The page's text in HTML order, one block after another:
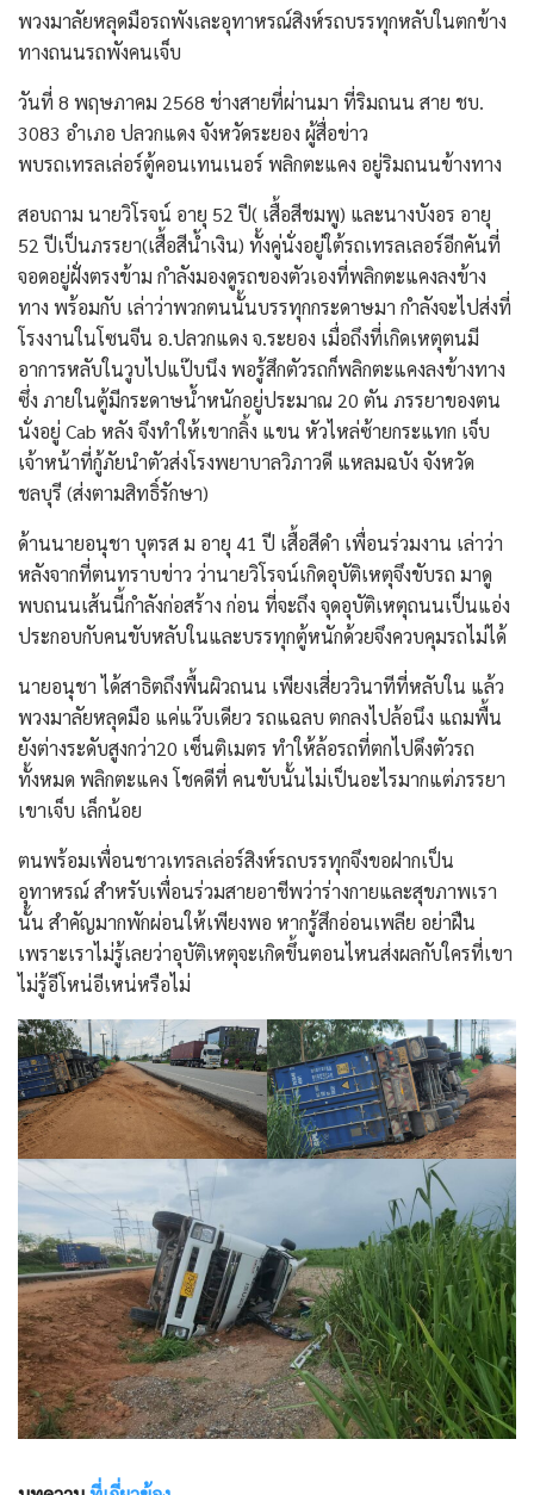
พวงมาลัยหลุดมือรถพังเละอุทาหรณ์สิงห์รถบรรทุกหลับในตกข้าง
ทางถนนรถพังคนเจ็บ
วันที่ 8 พฤษภาคม 2568 ช่างสายที่ผ่านมา ที่ริมถนน สาย ชบ.
3083 อำเภอ ปลวกแดง จังหวัดระยอง ผู้สื่อข่าว
พบรถเทรลเล่อร์ตู้คอนเทนเนอร์ พลิกตะแคง อยู่ริมถนนข้างทาง
สอบถาม นายวิโรจน์ อายุ 52 ปี( เสื้อสีชมพู) และนางบังอร อายุ
52 ปีเป็นภรรยา(เสื้อสีน้ำเงิน) ทั้งคู่นั่งอยู่ใต้รถเทรลเลอร์อีกคันที่
จอดอยู่ฝั่งตรงข้าม กำลังมองดูรถของตัวเองที่พลิกตะแคงลงข้าง
ทาง พร้อมกับ เล่าว่าพวกตนนั้นบรรทุกกระดาษมา กำลังจะไปส่งที่
โรงงานในโซนจีน อ.ปลวกแดง จ.ระยอง เมื่อถึงที่เกิดเหตุตนมี
อาการหลับในวูบไปแป๊บนึง พอรู้สึกตัวรถก็พลิกตะแคงลงข้างทาง
ซึ่ง ภายในตู้มีกระดาษน้ำหนักอยู่ประมาณ 20 ตัน ภรรยาของตน
นั่งอยู่ Cab หลัง จึงทำให้เขากลิ้ง แขน หัวไหล่ซ้ายกระแทก เจ็บ
เจ้าหน้าที่กู้ภัยนำตัวส่งโรงพยาบาลวิภาวดี แหลมฉบัง จังหวัด
ชลบุรี (ส่งตามสิทธิ์รักษา)
ด้านนายอนุชา บุตรส ม อายุ 41 ปี เสื้อสีดำ เพื่อนร่วมงาน เล่าว่า
หลังจากที่ตนทราบข่าว ว่านายวิโรจน์เกิดอุบัติเหตุจึงขับรถ มาดู
พบถนนเส้นนี้กำลังก่อสร้าง ก่อน ที่จะถึง จุดอุบัติเหตุถนนเป็นแอ่ง
ประกอบกับคนขับหลับในและบรรทุกตู้หนักด้วยจึงควบคุมรถไม่ได้
นายอนุชา ได้สาธิตถึงพื้นผิวถนน เพียงเสี่ยววินาทีที่หลับใน แล้ว
พวงมาลัยหลุดมือ แค่แว๊บเดียว รถแฉลบ ตกลงไปล้อนึง แถมพื้น
ยังต่างระดับสูงกว่า20 เซ็นติเมตร ทำให้ล้อรถที่ตกไปดึงตัวรถ
ทั้งหมด พลิกตะแคง โชคดีที่ คนขับนั้นไม่เป็นอะไรมากแต่ภรรยา
เขาเจ็บ เล็กน้อย
ตนพร้อมเพื่อนชาวเทรลเล่อร์สิงห์รถบรรทุกจึงขอฝากเป็น
อุทาหรณ์ สำหรับเพื่อนร่วมสายอาชีพว่าร่างกายและสุขภาพเรา
นั้น สำคัญมากพักผ่อนให้เพียงพอ หากรู้สึกอ่อนเพลีย อย่าฝืน
เพราะเราไม่รู้เลยว่าอุบัติเหตุจะเกิดขึ้นตอนไหนส่งผลกับใครที่เขา
ไม่รู้อีโหน่อีเหน่หรือไม่